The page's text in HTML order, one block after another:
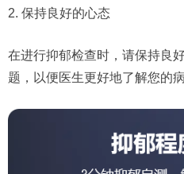
2. 保持良好的心态
在进行抑郁检查时，请保持良
题，以便医生更好地了解您的病